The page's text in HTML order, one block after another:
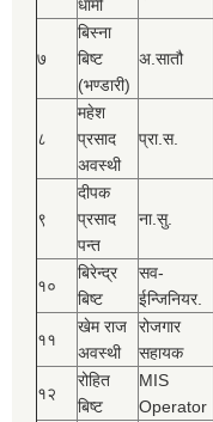
धामी
७
बिस्‍ना
बिष्‍ट
(भण्डारी)
अ.सातौ
८
महेश
प्रसाद
अवस्थी
प्रा.स.
९
दीपक
प्रसाद
पन्त
ना.सु.
१०
बिरेन्द्र
बिष्‍ट
सव-
ईन्जिनियर.
११
खेम राज
अवस्थी
रोजगार
सहायक
१२
रोहित
बिष्‍ट
MIS
Operator